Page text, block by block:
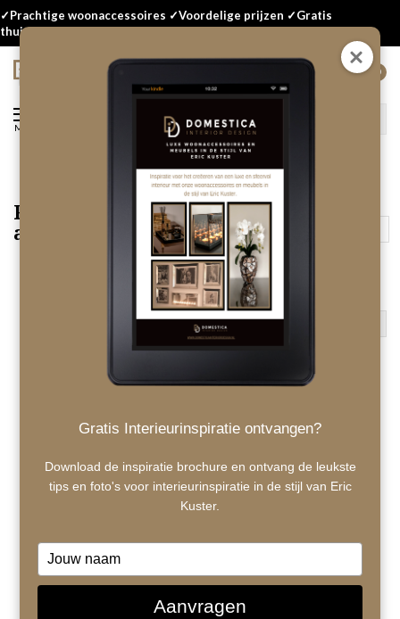
✓Prachtige woonaccessoires ✓Voordelige prijzen ✓Gratis
thuisbezorgd
Menu
Richmond meubels en
acccessoires
Richmond Pippa stone
Richmond Pippa pink
Gratis Interieurinspiratie ontvangen?
Download de inspiratie brochure en ontvang de leukste
tips en foto's voor interieurinspiratie in de stijl van Eric
Kuster.
Type
your
name
Aanvragen